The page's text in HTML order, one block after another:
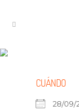
CUÁNDO
28/